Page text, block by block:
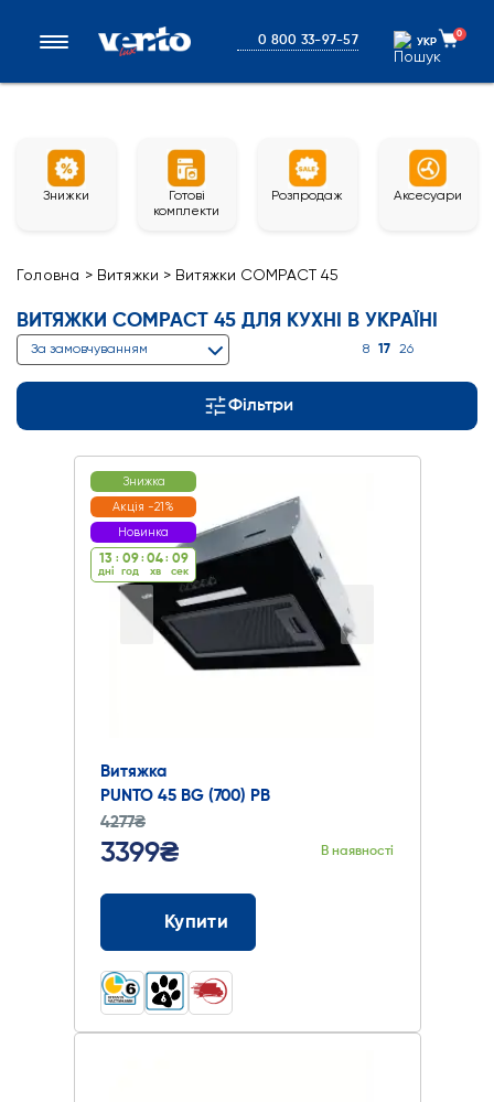
0 800 33-97-57 УКР
УКР
0
Знижки
Готові
комплекти
Розпродаж Аксесуари
Головна > Витяжки > Витяжки COMPACT 45
ВИТЯЖКИ COMPACT 45 ДЛЯ КУХНІ В УКРАЇНІ
За замовчуванням 8 17 26
Фільтри
Знижка
Акція -21%
Новинка
13
дні
: 09
год
: 04
хв
: 09
cек
Витяжка
PUNTO 45 BG (700) PB
4277₴
3399₴ В наявності
Купити